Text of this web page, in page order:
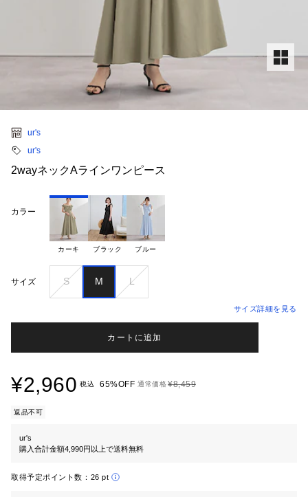
ur's
ur's
2wayネックAラインワンピース
カラー
カーキ ブラック ブルー
サイズ S M L
サイズ詳細を見る
カートに追加
¥2,960 税込 65%OFF 通常価格¥8,459
返品不可
ur's
購入合計金額4,990円以上で送料無料
取得予定ポイント数： 26 pt